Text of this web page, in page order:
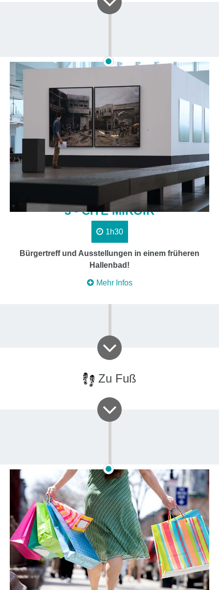
3 - CITÉ MIROIR
1h30
Bürgertreff und Ausstellungen in einem früheren
Hallenbad!
Mehr Infos
Zu Fuß